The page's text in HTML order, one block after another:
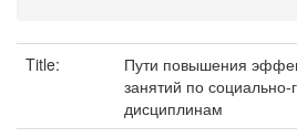
Title:
Пути повышения
занятий по
дисциплинам